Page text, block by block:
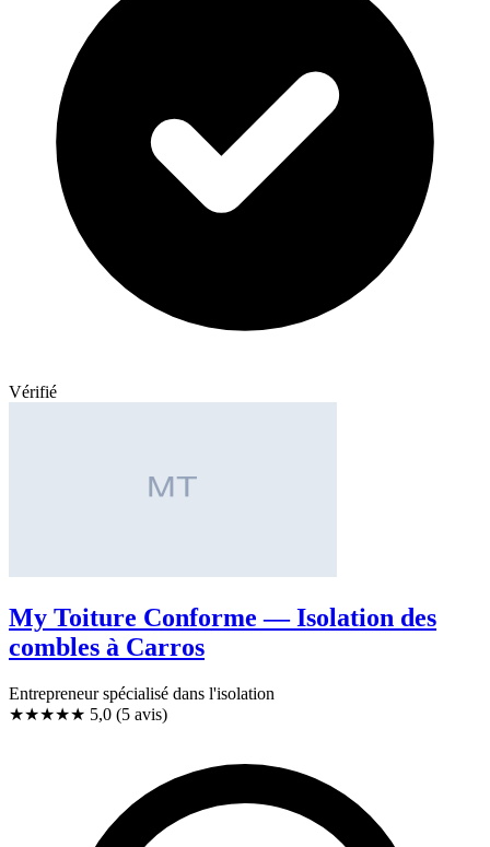
Vérifié
My Toiture Conforme — Isolation des
combles à Carros
Entrepreneur spécialisé dans l'isolation
★★★★★ 5,0 (5 avis)